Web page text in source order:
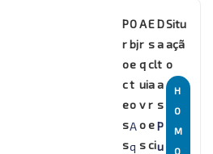
A
q
P
u
H
O
M
O